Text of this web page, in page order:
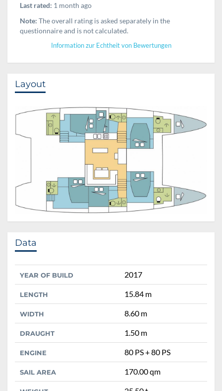
Last rated: 1 month ago
Note: The overall rating is asked separately in the
questionnaire and is not calculated.
Information zur Echtheit von Bewertungen
Layout
Data
YEAR OF BUILD 2017
LENGTH 15.84 m
WIDTH 8.60 m
DRAUGHT 1.50 m
ENGINE 80 PS + 80 PS
SAIL AREA 170.00 qm